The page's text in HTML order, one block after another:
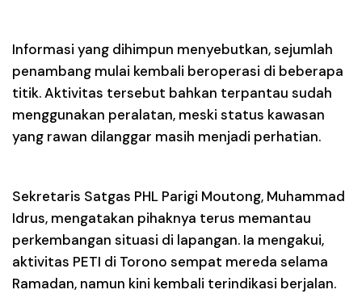
Informasi yang dihimpun menyebutkan, sejumlah
penambang mulai kembali beroperasi di beberapa
titik. Aktivitas tersebut bahkan terpantau sudah
menggunakan peralatan, meski status kawasan
yang rawan dilanggar masih menjadi perhatian.
Sekretaris Satgas PHL Parigi Moutong, Muhammad
Idrus, mengatakan pihaknya terus memantau
perkembangan situasi di lapangan. Ia mengakui,
aktivitas PETI di Torono sempat mereda selama
Ramadan, namun kini kembali terindikasi berjalan.